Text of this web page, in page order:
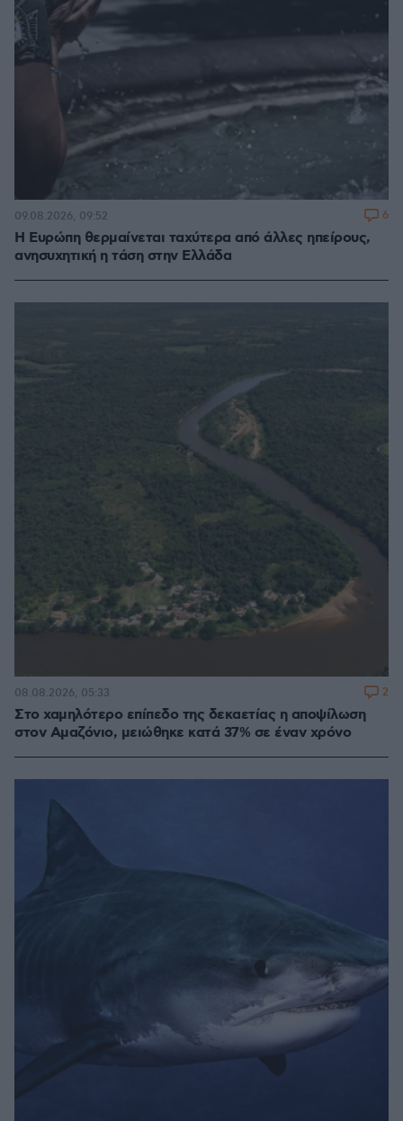
Η Ευρώπη θερμαίνεται ταχύτερα από άλλες ηπείρους,
ανησυχητική η τάση στην Ελλάδα
09.08.2026, 09:52 6
Στο χαμηλότερο επίπεδο της δεκαετίας η αποψίλωση
στον Αμαζόνιο, μειώθηκε κατά 37% σε έναν χρόνο
08.08.2026, 05:33 2